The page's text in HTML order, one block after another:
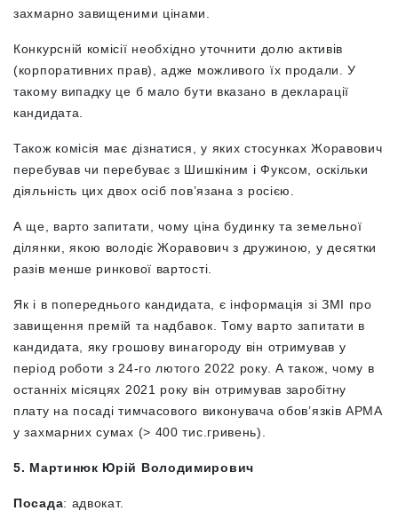
захмарно завищеними цінами.
Конкурсній комісії необхідно уточнити долю активів
(корпоративних прав), адже можливого їх продали. У
такому випадку це б мало бути вказано в декларації
кандидата.
Також комісія має дізнатися, у яких стосунках Жоравович
перебував чи перебуває з Шишкіним і Фуксом, оскільки
діяльність цих двох осіб пов’язана з росією.
А ще, варто запитати, чому ціна будинку та земельної
ділянки, якою володіє Жоравович з дружиною, у десятки
разів менше ринкової вартості.
Як і в попереднього кандидата, є інформація зі ЗМІ про
завищення премій та надбавок. Тому варто запитати в
кандидата, яку грошову винагороду він отримував у
період роботи з 24-го лютого 2022 року. А також, чому в
останніх місяцях 2021 року він отримував заробітну
плату на посаді тимчасового виконувача обов’язків АРМА
у захмарних сумах (> 400 тис.гривень).
5. Мартинюк Юрій Володимирович
Посада: адвокат.